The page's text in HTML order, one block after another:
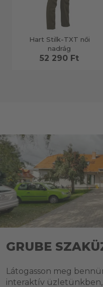
Hart Stilk-TXT női
nadrág
52 290 Ft
GRUBE
Látogasson meg
interaktív